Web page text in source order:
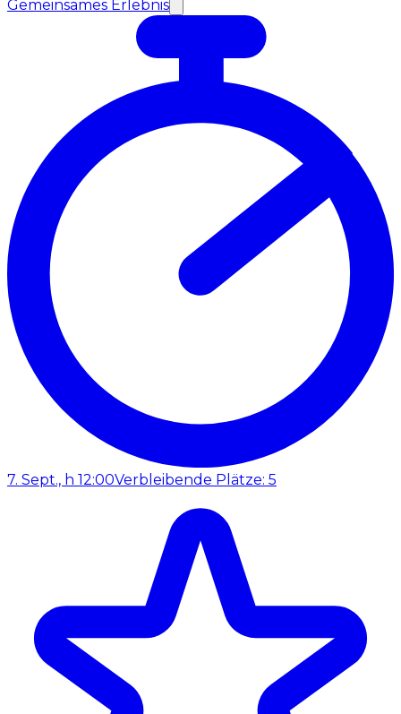
Gemeinsames Erlebnis
7. Sept., h 12:00Verbleibende Plätze: 5